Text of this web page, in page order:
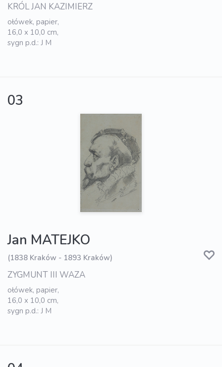
KRÓL JAN KAZIMIERZ
ołówek, papier,
16,0 x 10,0 cm,
sygn p.d.: J M
03
Jan MATEJKO
(1838 Kraków - 1893 Kraków)
ZYGMUNT III WAZA
ołówek, papier,
16,0 x 10,0 cm,
sygn p.d.: J M